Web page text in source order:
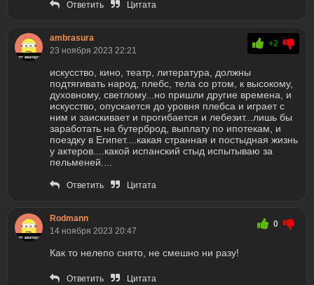
Ответить Цитата
ambrasura
23 ноября 2023 22:21
+2
искусство, кино, театр, литература, должны
подтягивать народ, плебс, тела со ртом, к высокому,
духовному, светлому...но пришли другие времена, и
искусство, опускается до уровня плебса и играет с
ним и заискивает и прогибается и лебезит...лишь бы
заработать на бутерброд, выплату по ипотекам, и
поездку в Египет....какая странная и постыдная жизнь
у актеров....какой испанский стыд испытываю за
пельменей....
Ответить Цитата
Rodmann
14 ноября 2023 20:47
0
Как то нелепо снято, не смешно ни разу!
Ответить Цитата